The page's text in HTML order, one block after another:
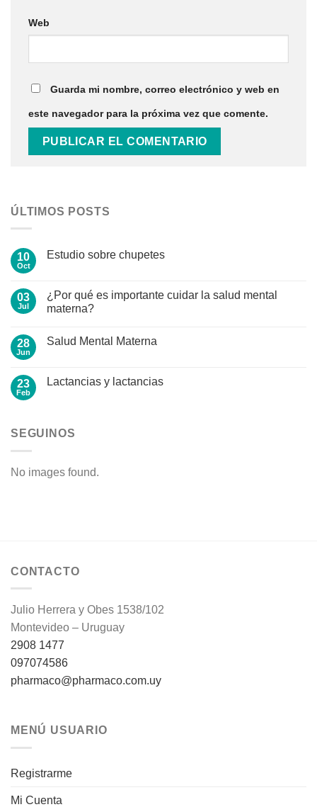
Web
Guarda mi nombre, correo electrónico y web en
este navegador para la próxima vez que comente.
ÚLTIMOS POSTS
10
Oct
Estudio sobre chupetes
en
Estudio
sobre
03
Jul
¿Por qué es importante cuidar la salud mental
materna?
comentarios
es
importante
materna?
28
Jun
Salud Mental Materna
en
23
Feb
Lactancias y lactancias
Lactancias
SEGUINOS
No images found.
CONTACTO
Julio Herrera y Obes 1538/102
Montevideo – Uruguay
2908 1477
097074586
pharmaco@pharmaco.com.uy
MENÚ USUARIO
Registrarme
Mi Cuenta